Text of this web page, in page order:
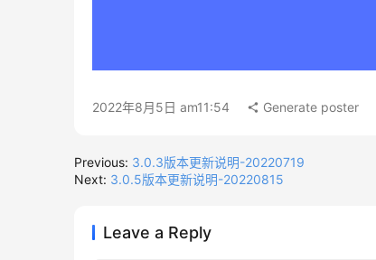
2022年8月5日 am11:54 Generate poster
Previous: 3.0.3版本更新说明-20220719
Next: 3.0.5版本更新说明-20220815
Leave a Reply